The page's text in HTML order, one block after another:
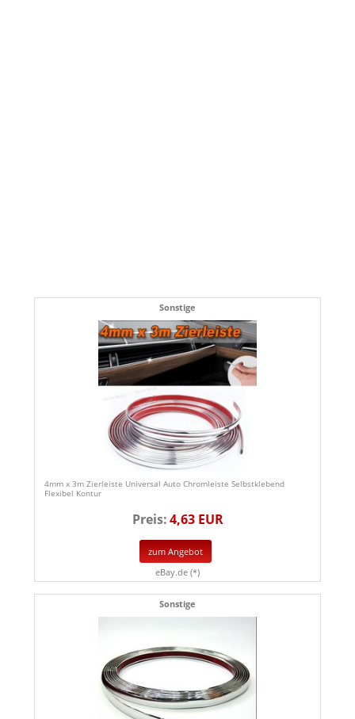
Sonstige
4mm x 3m Zierleiste Universal Auto Chromleiste Selbstklebend
Flexibel Kontur
Preis:4,63 EUR
zum Angebot
eBay.de (*)
Sonstige